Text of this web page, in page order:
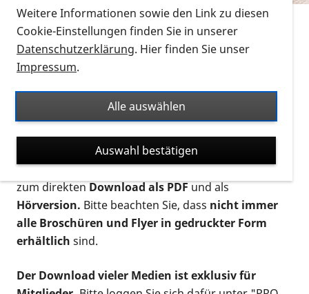
Thema Infomaterial auf der PRO RETINA-Website
für blinde und sehbehinderte Menschen an.
Auf dieser Seite finden Sie sämtliches Infomaterial
Ort. Nutzen Sie den Formatfilter, um ausschließlich
nach Flyern und Broschüren, Audios oder Videos zu
suchen. Die meisten Flyer und Broschüren werden in
verschiedenen Formaten angeboten: zur
postalischen Bestellung als gedruckte Variante
zum direktenDownload als PDFund als
Hörversion. Bitte beachten Sie, dass nicht immer
alle Broschüren und Flyer in gedruckter Form
erhältlich sind.
Der Download vieler Medien ist exklusiv für
Weitere Informationen sowie den Link zu diesen
Cookie-Einstellungen finden Sie in unserer
Datenschutzerklärung. Hier finden Sie unser
Impressum.
Alle auswählen
Auswahl bestätigen